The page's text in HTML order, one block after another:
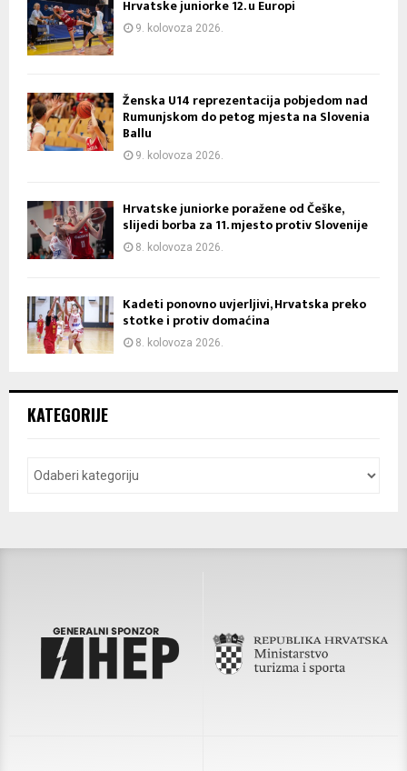
Hrvatske juniorke 12. u Europi
9. kolovoza 2026.
Ženska U14 reprezentacija pobjedom nad
Rumunjskom do petog mjesta na Slovenia
Ballu
9. kolovoza 2026.
Hrvatske juniorke poražene od Češke,
slijedi borba za 11. mjesto protiv Slovenije
8. kolovoza 2026.
Kadeti ponovno uvjerljivi, Hrvatska preko
stotke i protiv domaćina
8. kolovoza 2026.
KATEGORIJE